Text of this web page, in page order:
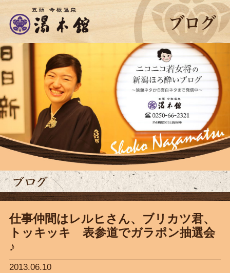
仕事仲間はレルヒさん、ブリカツ君、
トッキッキ 表参道でガラポン抽選会
♪
2013.06.10